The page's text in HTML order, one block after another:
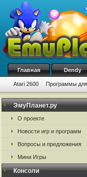
Главная Dendy
Atari 2600 Программы для
ЭмуПланет.ру
О проекте
Новости игр и программ
Вопросы и предложения
Мини Игры
Консоли